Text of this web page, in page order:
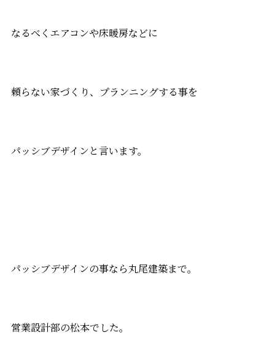
なるべくエアコンや床暖房などに
頼らない家づくり、プランニングする事を
パッシブデザインと言います。
パッシブデザインの事なら丸尾建築まで。
営業設計部の松本でした。